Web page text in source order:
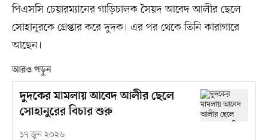
পিএসসি চেয়ারম্যানের গাড়িচালক সৈয়দ আবেদ আলীর ছেলে
সোহানুরকে গ্রেপ্তার করে দুদক। এর পর থেকে তিনি কারাগারে
আছেন।
আরও পড়ুন
দুদকের মামলায় আবেদ আলীর ছেলে
সোহানুরের বিচার শুরু
১৭ জুন ২০২৬